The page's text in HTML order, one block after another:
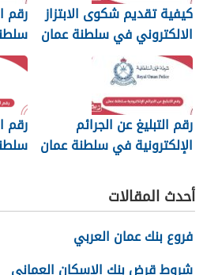
كيفية تقديم شكوى الابتزاز
الالكتروني في سلطنة عمان
رقم
رقم التبليغ عن الجرائم
الإلكترونية في سلطنة عمان
رقم
أحدث المقالات
فروع بنك عمان العربي
شروط قرض بنك الإسكان العماني